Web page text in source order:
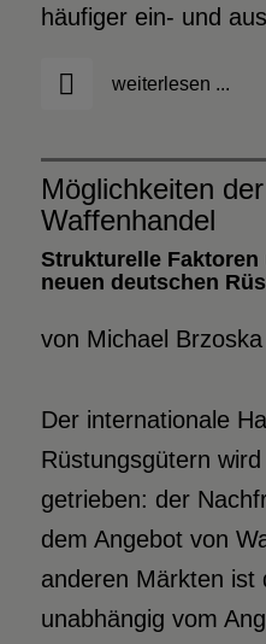
häufiger ein- und
weiterlesen ...
Möglichkeiten
Waffenhandel
Strukturelle Faktoren
neuen deutschen
von Michael Brzoska
Der internationale
Rüstungsgütern
getrieben: der
dem Angebot von
anderen Märkten ist
unabhängig vom